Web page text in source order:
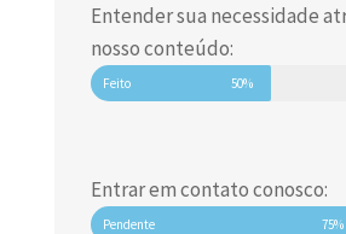
Entender sua necessidade
nosso conteúdo:
Feito 50%
Entrar em contato conosco:
Pendente 75%